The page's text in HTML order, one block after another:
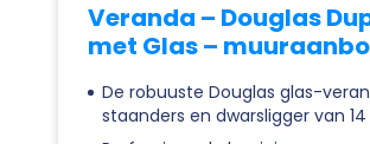
Veranda – Douglas
met Glas –
De robuuste Douglas glas-
staanders en dwarsligger van